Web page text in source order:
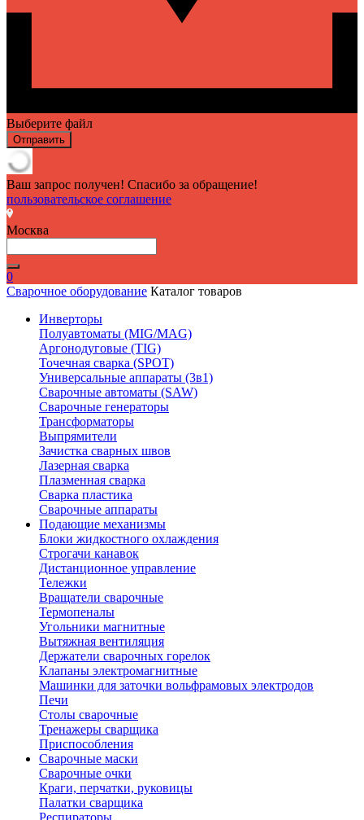
Выберите файл
Отправить
Ваш запрос получен! Спасибо за обращение!
пользовательское соглашение
Москва
0
Сварочное оборудование Каталог товаров
Инверторы
Полуавтоматы (MIG/MAG)
Аргонодуговые (TIG)
Точечная сварка (SPOT)
Универсальные аппараты (3в1)
Сварочные автоматы (SAW)
Сварочные генераторы
Трансформаторы
Выпрямители
Зачистка сварных швов
Лазерная сварка
Плазменная сварка
Сварка пластика
Сварочные аппараты
Подающие механизмы
Блоки жидкостного охлаждения
Строгачи канавок
Дистанционное управление
Тележки
Вращатели сварочные
Термопеналы
Угольники магнитные
Вытяжная вентиляция
Держатели сварочных горелок
Клапаны электромагнитные
Машинки для заточки вольфрамовых электродов
Печи
Столы сварочные
Тренажеры сварщика
Приспособления
Сварочные маски
Сварочные очки
Краги, перчатки, руковицы
Палатки сварщика
Респираторы